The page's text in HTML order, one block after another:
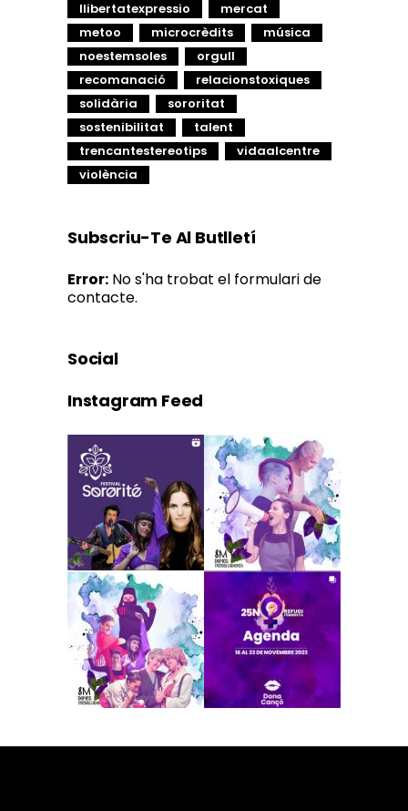
llibertatexpressio
mercat
metoo
microcrèdits
música
noestemsoles
orgull
recomanació
relacionstoxiques
solidària
sororitat
sostenibilitat
talent
trencantestereotips
vidaalcentre
violència
Subscriu-Te Al Butlletí
Error: No s'ha trobat el formulari de
contacte.
Social
Instagram Feed